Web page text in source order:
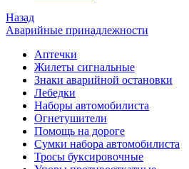
Назад
Аварийные принадлежности
Аптечки
Жилеты сигнальные
Знаки аварийной остановки
Лебедки
Наборы автомобилиста
Огнетушители
Помощь на дороге
Сумки набора автомобилиста
Тросы буксировочные